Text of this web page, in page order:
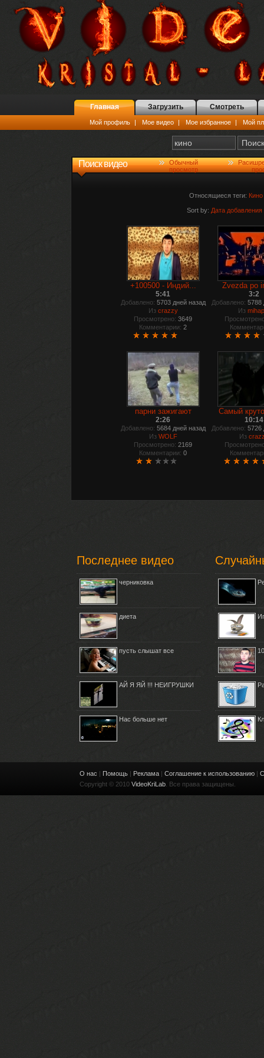
Главная Загрузить Смотреть
Мой профиль | Мое видео | Мое избранное | Мой
Поиск видео
Обычный
просмотр
Относящиеся теги: Кино
Sort by: Дата добавления
+100500 - Индий...
5:41
Добавлено: 5703 дней назад
Из crazzy
Просмотрено: 3649
Комментарии: 2
Zvezda po
3:2
Добавлено: 5788
Из
парни зажигают
2:26
Добавлено: 5684 дней назад
Из WOLF
Просмотрено: 2169
Комментарии: 0
Самый
10:14
Добавлено: 5726
Из
Последнее видео
черниковка
диета
пусть слышат все
АЙ Я ЯЙ !!! НЕИГРУШКИ
Нас больше нет
О нас | Помощь | Реклама | Соглашение к использованию |
Copyright © 2010 VideoKriLab . Все права защищены.